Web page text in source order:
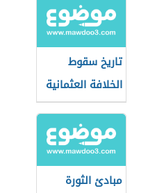
تاريخ سقوط
الخلافة العثمانية
مبادئ الثورة